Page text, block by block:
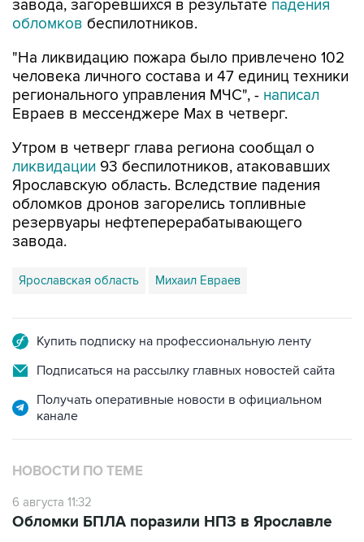
"На ликвидацию пожара было привлечено 102
регионального управления МЧС", -написал
Евраев в мессенджере Мах в четверг.
Утром в четверг глава региона сообщал о
Ярославскую область. Вследствие падения
обломков дронов загорелись топливные
резервуары нефтеперерабатывающего
завода.
Ярославская область
Подписаться на рассылку главных новостей сайта
Получать оперативные новости в официальном
канале
НОВОСТИ ПО ТЕМЕ
6 августа 11:32